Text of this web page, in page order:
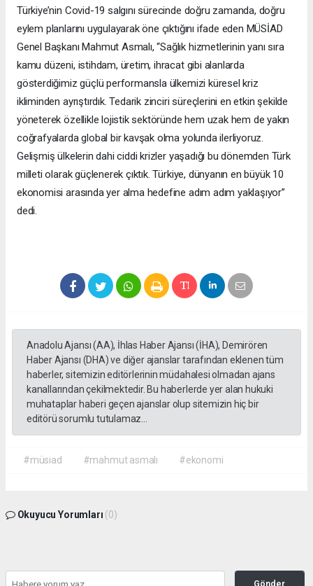
Türkiye’nin Covid-19 salgını sürecinde doğru zamanda, doğru
eylem planlarını uygulayarak öne çıktığını ifade eden MÜSİAD
Genel Başkanı Mahmut Asmalı, “Sağlık hizmetlerinin yanı sıra
kamu düzeni, istihdam, üretim, ihracat gibi alanlarda
gösterdiğimiz güçlü performansla ülkemizi küresel kriz
ikliminden ayrıştırdık. Tedarik zinciri süreçlerini en etkin şekilde
yöneterek özellikle lojistik sektöründe hem uzak hem de yakın
coğrafyalarda global bir kavşak olma yolunda ilerliyoruz.
Gelişmiş ülkelerin dahi ciddi krizler yaşadığı bu dönemden Türk
milleti olarak güçlenerek çıktık. Türkiye, dünyanın en büyük 10
ekonomisi arasında yer alma hedefine adım adım yaklaşıyor”
dedi.
Anadolu Ajansı (AA), İhlas Haber Ajansı (İHA), Demirören
Haber Ajansı (DHA) ve diğer ajanslar tarafından eklenen tüm
haberler, sitemizin editörlerinin müdahalesi olmadan ajans
kanallarından çekilmektedir. Bu haberlerde yer alan hukuki
muhataplar haberi geçen ajanslar olup sitemizin hiç bir
editörü sorumlu tutulamaz...
#müsiad #mahmut asmalı #ekonomi
Okuyucu Yorumları (0)
Gönder